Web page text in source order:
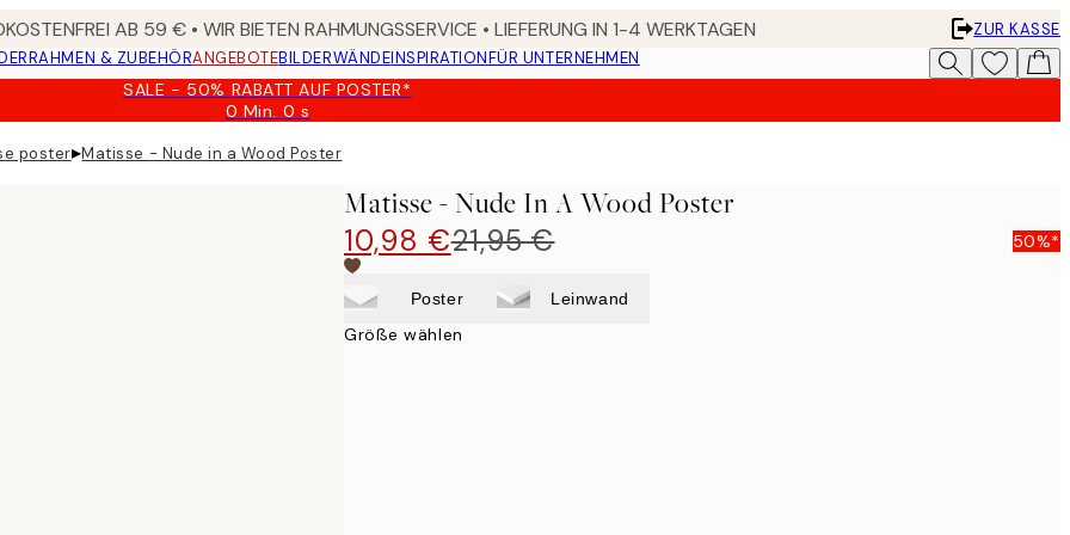
AB 59 € • WIR BIETEN RAHMUNGSSERVICE • LIEFERUNG IN 1-4 WERKTAGEN
ZUR KASSE
RAHMEN & ZUBEHÖRANGEBOTEBILDERWÄNDEINSPIRATIONFÜR UNTERNEHMEN
SALE - 50% RABATT AUF POSTER*
0 Min. 0 s
Gültig
bis:
2026-
poster▸Matisse - Nude in a Wood Poster
Matisse - Nude In A Wood Poster
10,98 €21,95 € 50%*
Poster Leinwand
Größe wählen